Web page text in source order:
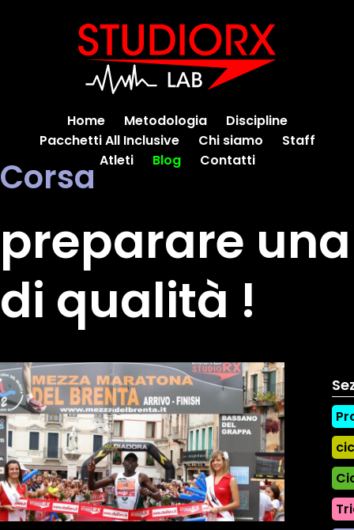
Home Metodologia
Discipline
Pacchetti All Inclusive
Chi siamo
Staff
Atleti
Blog Contatti
Corsa
preparare una
di qualità !